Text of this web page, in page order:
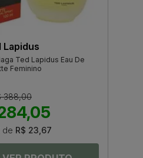
Lapidus
Ted Lapidus Eau De
Feminino
388,00
de R$ 23,67